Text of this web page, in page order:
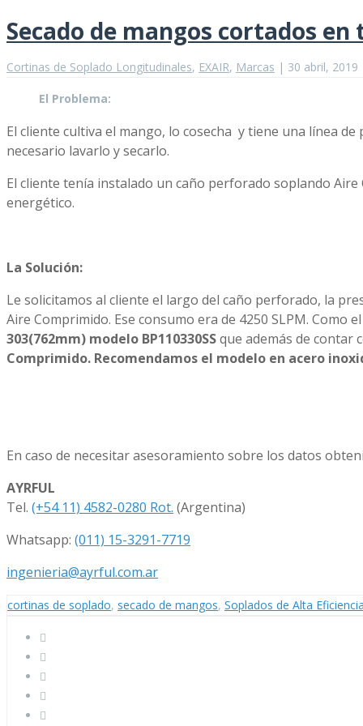
Secado de mangos cortados
Cortinas de Soplado Longitudinales, EXAIR, Marcas | 30 abril, 2019
El Problema:
El cliente cultiva el mango, lo cosecha y tiene una línea
necesario lavarlo y secarlo.
El cliente tenía instalado un caño perforado soplando
energético.
La Solución:
Le solicitamos al cliente el largo del caño perforado, la
Aire Comprimido. Ese consumo era de 4250 SLPM.
303(762mm) modelo BP110330SSque además de contar
Comprimido. Recomendamos el modelo en acero
En caso de necesitar asesoramiento sobre los datos
AYRFUL
Tel. (+54 11) 4582-0280 Rot. (Argentina)
Whatsapp: (011) 15-3291-7719
ingenieria@ayrful.com.ar
cortinas de soplado, secado de mangos, Soplados de Alta